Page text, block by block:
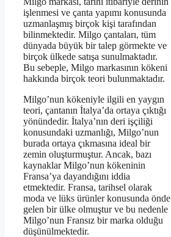
işlenmesi ve çanta yapımı konusunda
uzmanlaşmış birçok kişi tarafından
bilinmektedir. Milgo çantaları, tüm
dünyada büyük bir talep görmekte ve
birçok ülkede satışa sunulmaktadır.
Bu sebeple, Milgo markasının kökeni
hakkında birçok teori bulunmaktadır.
Milgo’nun kökeniyle ilgili en yaygın
teori, çantanın İtalya’da ortaya çıktığı
yönündedir. İtalya’nın deri işçiliği
konusundaki uzmanlığı, Milgo’nun
burada ortaya çıkmasına ideal bir
zemin oluşturmuştur. Ancak, bazı
kaynaklar Milgo’nun kökeninin
Fransa’ya dayandığını iddia
etmektedir. Fransa, tarihsel olarak
moda ve lüks ürünler konusunda önde
gelen bir ülke olmuştur ve bu nedenle
Milgo’nun Fransız bir marka olduğu
düşünülmektedir.